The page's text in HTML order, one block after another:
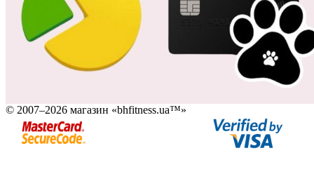
© 2007–2026 магазин «bhfitness.ua™»